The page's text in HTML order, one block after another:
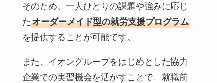
そのため、一人ひとりの課題や強みに応じ
たオーダーメイド型の就労支援プログラム
を提供することが可能です。
また、イオングループをはじめとした協力
企業での実習機会を活かすことで、就職前